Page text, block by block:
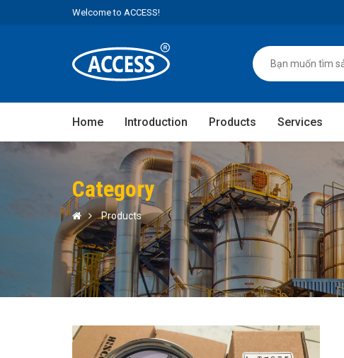
Welcome to ACCESS!
Home Introduction Products Services
Category
Products